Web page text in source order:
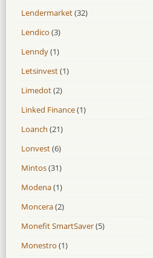
Lendermarket(32)
Lendico (3)
Lenndy(1)
Letsinvest(1)
Limedot(2)
Linked Finance(1)
Loanch (21)
Lonvest(6)
Mintos(31)
Modena(1)
Moncera(2)
Monefit SmartSaver(5)
Monestro (1)